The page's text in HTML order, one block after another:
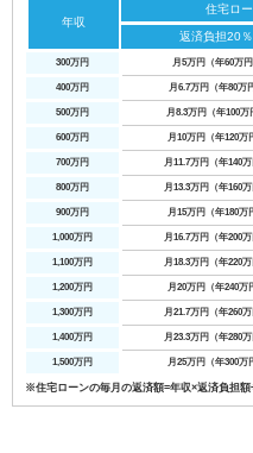
年収
住宅ロ
返済負担20％
300万円 月5万円（年60万円
400万円 月6.7万円（年80万
500万円 月8.3万円（年100万
600万円 月10万円（年120万
700万円 月11.7万円（年140万
800万円 月13.3万円（年160万
900万円 月15万円（年180万
1,000万円 月16.7万円（年200万
1,100万円 月18.3万円（年220万
1,200万円 月20万円（年240万
1,300万円 月21.7万円（年260万
1,400万円 月23.3万円（年280万
1,500万円 月25万円（年300万
※住宅ローンの毎月の返済額=年収×返済負担額